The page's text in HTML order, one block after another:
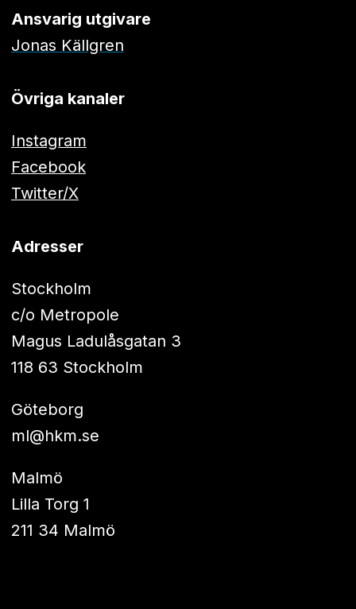
Ansvarig utgivare
Jonas Källgren
Övriga kanaler
Instagram
Facebook
Twitter/X
Adresser
Stockholm
c/o Metropole
Magus Ladulåsgatan 3
118 63 Stockholm
Göteborg
ml@hkm.se
Malmö
Lilla Torg 1
211 34 Malmö